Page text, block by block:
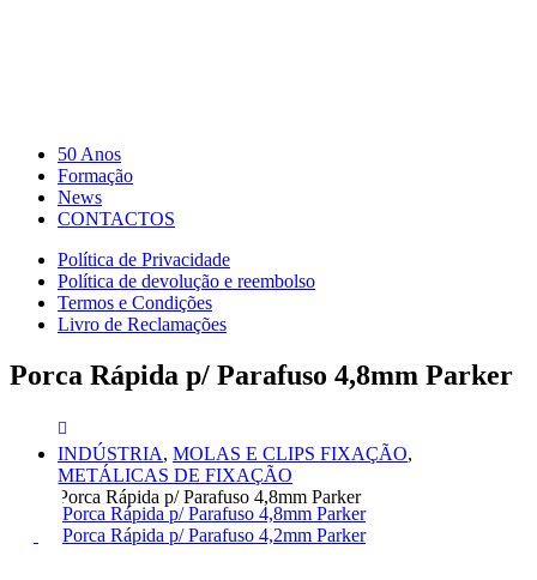
50 Anos
Formação
News
CONTACTOS
Política de Privacidade
Política de devolução e reembolso
Termos e Condições
Livro de Reclamações
Porca Rápida p/ Parafuso 4,8mm Parker
INDÚSTRIA, MOLAS E CLIPS FIXAÇÃO,
METÁLICAS DE FIXAÇÃO
Porca Rápida p/ Parafuso 4,8mm Parker
Porca Rápida p/ Parafuso 4,8mm Parker
Porca Rápida p/ Parafuso 4,2mm Parker